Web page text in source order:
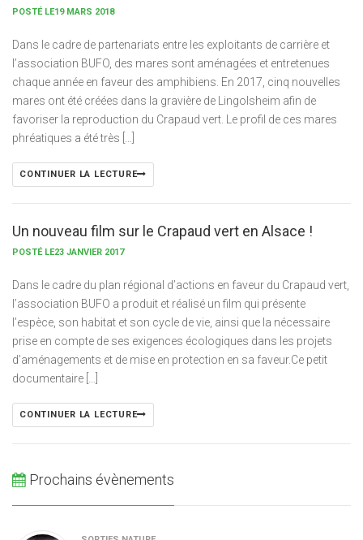
POSTÉ LE19 MARS 2018
Dans le cadre de partenariats entre les exploitants de carrière et
l’association BUFO, des mares sont aménagées et entretenues
chaque année en faveur des amphibiens. En 2017, cinq nouvelles
mares ont été créées dans la gravière de Lingolsheim afin de
favoriser la reproduction du Crapaud vert. Le profil de ces mares
phréatiques a été très […]
CONTINUER LA LECTURE
Un nouveau film sur le Crapaud vert en Alsace !
POSTÉ LE23 JANVIER 2017
Dans le cadre du plan régional d’actions en faveur du Crapaud vert,
l’association BUFO a produit et réalisé un film qui présente
l’espèce, son habitat et son cycle de vie, ainsi que la nécessaire
prise en compte de ses exigences écologiques dans les projets
d’aménagements et de mise en protection en sa faveur.Ce petit
documentaire […]
CONTINUER LA LECTURE
Prochains évènements